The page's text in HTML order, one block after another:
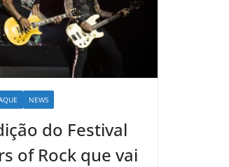
NEWS
do Festival
of Rock que vai